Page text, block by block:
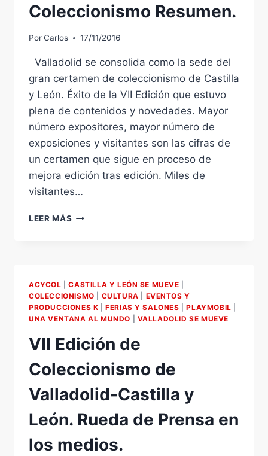
LA
DE
VELAS.
Coleccionismo Resumen.
PorCarlos 17/11/2016
Valladolid se consolida como la sede del
gran certamen de coleccionismo de Castilla
y León. Éxito de la VII Edición que estuvo
plena de contenidos y novedades. Mayor
número expositores, mayor número de
exposiciones y visitantes son las cifras de
un certamen que sigue en proceso de
mejora edición tras edición. Miles de
visitantes…
LEER MÁS VII
ACYCOL |CASTILLA Y LEÓN SE MUEVE
COLECCIONISMO
CULTURA
EVENTOS Y
PRODUCCIONES K |FERIAS Y SALONES |PLAYMOBIL
UNA VENTANA AL MUNDO
VALLADOLID SE MUEVE
VII Edición de
Coleccionismo de
Valladolid-Castilla y
León. Rueda de Prensa en
los medios.